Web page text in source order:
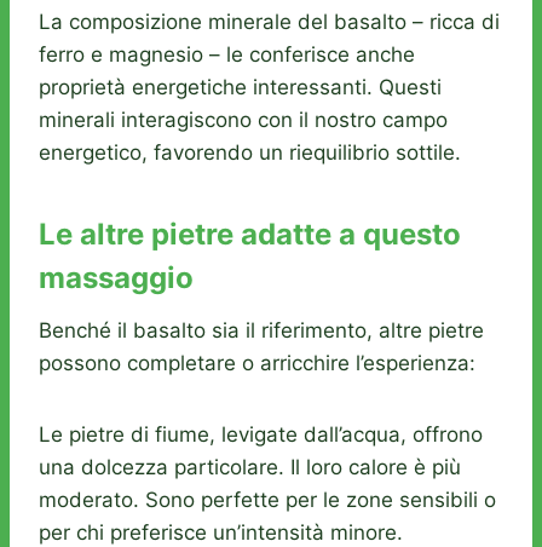
La composizione minerale del basalto – ricca di
ferro e magnesio – le conferisce anche
proprietà energetiche interessanti. Questi
minerali interagiscono con il nostro campo
energetico, favorendo un riequilibrio sottile.
Le altre pietre adatte a questo
massaggio
Benché il basalto sia il riferimento, altre pietre
possono completare o arricchire l’esperienza:
Le pietre di fiume, levigate dall’acqua, offrono
una dolcezza particolare. Il loro calore è più
moderato. Sono perfette per le zone sensibili o
per chi preferisce un’intensità minore.